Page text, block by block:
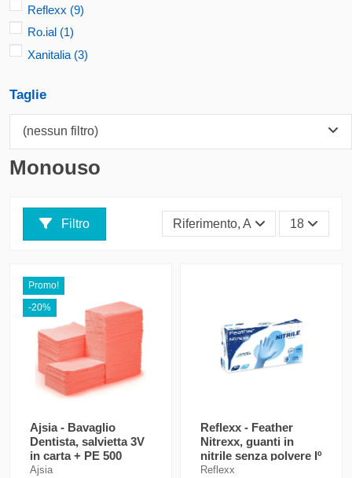
Monouso
Filtro Riferimento, A - Z 18
Promo!
-20%
Ajsia - Bavaglio
Dentista, salvietta 3V
in carta + PE 500
pezzi
Ajsia
Reflexx - Feather
Nitrexx, guanti in
nitrile senza polvere Iº
Cat. 2016/425
Reflexx
Reflexx (9)
Ro.ial (1)
Xanitalia (3)
Taglie
(nessun filtro)